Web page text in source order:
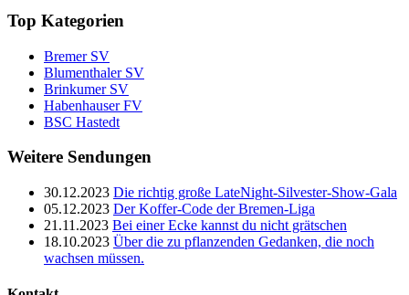
Top Kategorien
Bremer SV
Blumenthaler SV
Brinkumer SV
Habenhauser FV
BSC Hastedt
Weitere Sendungen
30.12.2023 Die richtig große LateNight-Silvester-Show-Gala
05.12.2023 Der Koffer-Code der Bremen-Liga
21.11.2023 Bei einer Ecke kannst du nicht grätschen
18.10.2023 Über die zu pflanzenden Gedanken, die noch
wachsen müssen.